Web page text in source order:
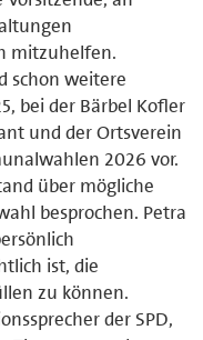
mitzuhelfen.
schon weitere
bei der Bärbel Kofler
und der Ortsverein
2026 vor.
über mögliche
besprochen. Petra
ist, die
zu können.
der SPD,